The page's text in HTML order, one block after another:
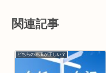
関連記事
どちらの表現が正しい？